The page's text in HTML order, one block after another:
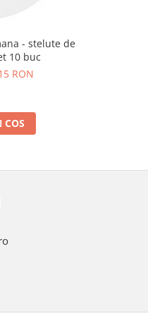
- stelute de
10 buc
RON